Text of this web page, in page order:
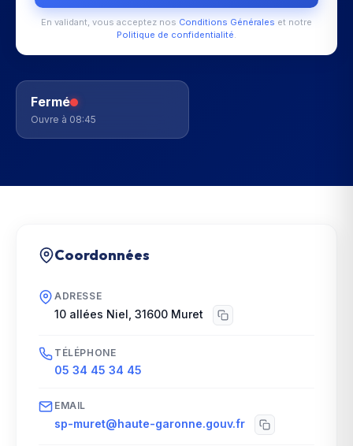
En validant, vous acceptez nos Conditions Générales et notre
Politique de confidentialité.
Fermé
Ouvre à 08:45
Coordonnées
ADRESSE
10 allées Niel 31600 Muret
TÉLÉPHONE
05 34 45 34 45
EMAIL
sp-muret@haute-garonne.gouv.fr